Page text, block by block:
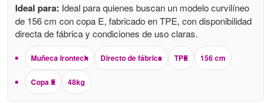
Ideal para: Ideal para quienes buscan un modelo curvilíneo
de 156 cm con copa E, fabricado en TPE, con disponibilidad
directa de fábrica y condiciones de uso claras.
Muñeca Irontech Directo de fábrica TPE 156 cm
Copa E 48kg